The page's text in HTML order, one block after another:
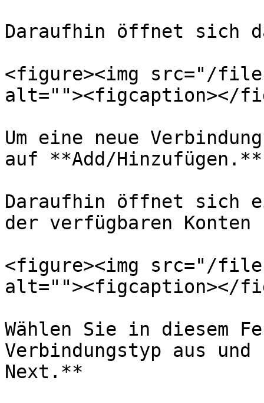
Daraufhin öffnet sich
<figure><img src="/
alt=""><figcaption></
Um eine neue
auf **Add/Hinzufügen.**
Daraufhin öffnet sich
der verfügbaren
<figure><img src="/files/
alt=""><figcaption></
Wählen Sie in diesem
Verbindungstyp aus
Next.**